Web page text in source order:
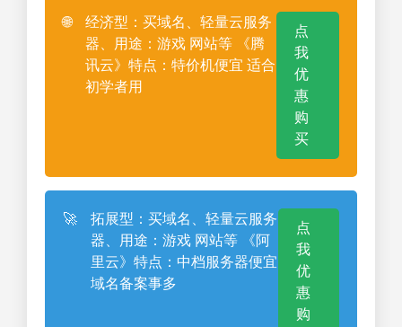
🌐
经济型：买域名、轻量云服务
器、用途：游戏 网站等 《腾
讯云》特点：特价机便宜 适合
初学者用
点
我
优
惠
购
买
🚀
拓展型：买域名、轻量云服务
器、用途：游戏 网站等 《阿
里云》特点：中档服务器便宜
域名备案事多
点
我
优
惠
购